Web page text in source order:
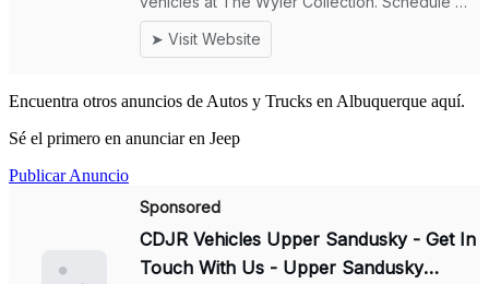
Encuentra otros anuncios de Autos y Trucks en Albuquerque aquí.
Sé el primero en anunciar en Jeep
Publicar Anuncio